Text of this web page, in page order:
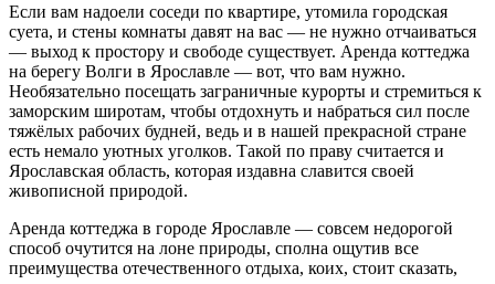
Если вам надоели соседи по квартире, утомила городская
суета, и стены комнаты давят на вас — не нужно отчаиваться
— выход к простору и свободе существует. Аренда коттеджа
на берегу Волги в Ярославле — вот, что вам нужно.
Необязательно посещать заграничные курорты и стремиться к
заморским широтам, чтобы отдохнуть и набраться сил после
тяжёлых рабочих будней, ведь и в нашей прекрасной стране
есть немало уютных уголков. Такой по праву считается и
Ярославская область, которая издавна славится своей
живописной природой.
Аренда коттеджа в городе Ярославле — совсем недорогой
способ очутится на лоне природы, сполна ощутив все
преимущества отечественного отдыха, коих, стоит сказать,